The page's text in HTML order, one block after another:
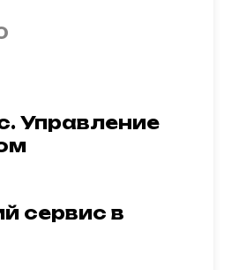
Управление
сервис в